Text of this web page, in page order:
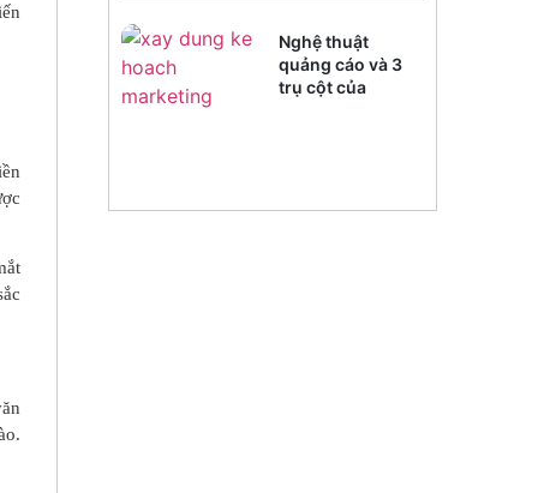
Nghệ thuật
quảng cáo và 3
trụ cột của